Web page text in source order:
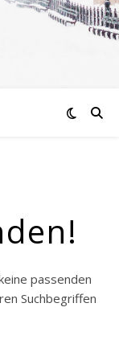
passenden
Suchbegriffen